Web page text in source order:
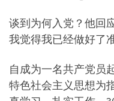
谈到为何入党？他回
我觉得我已经做好了
自成为一名共产党员
特色社会主义思想为